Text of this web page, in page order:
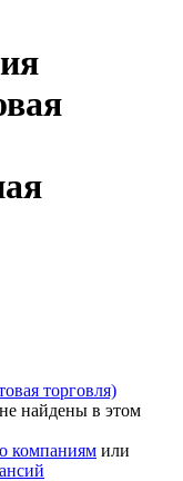
торговля)
найдены в этом
компаниям или